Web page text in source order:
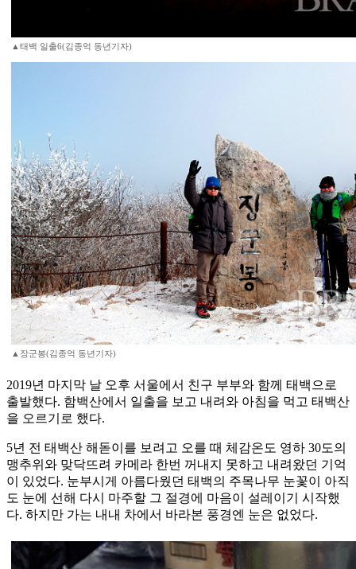
▲태백 일출6(김종억 동년기자)
▲장군봉(김종억 동년기자)
2019년 마지막 날 오후 서울에서 친구 부부와 함께 태백으로
출발했다. 함백산에서 일출을 보고 내려와 아침을 먹고 태백산
을 오르기로 했다.
5년 전 태백산 해돋이를 보려고 오를 때 체감온도 영하 30도의
맹추위와 맞닥뜨려 카메라 한번 꺼내지 못하고 내려왔던 기억
이 있었다. 눈부시게 아름다웠던 태백의 주목나무 눈꽃이 아직
도 눈에 선해 다시 마주할 그 절경에 마음이 설레이기 시작했
다. 하지만 가는 내내 차에서 바라본 풍경엔 눈은 없었다.